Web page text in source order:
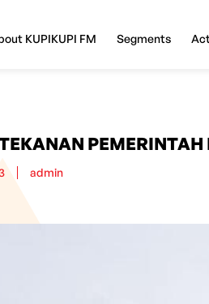
KUPIKUPI FM Segments
admin